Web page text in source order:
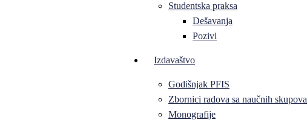
Studentska praksa
Dešavanja
Pozivi
Izdavaštvo
Godišnjak PFIS
Zbornici radova sa naučnih skupova
Monografije